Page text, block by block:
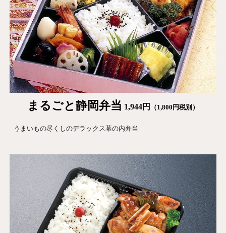
まるごと静岡弁当 1,944円 （1,800円税別）
うまいもの尽くしのデラックス幕の内弁当